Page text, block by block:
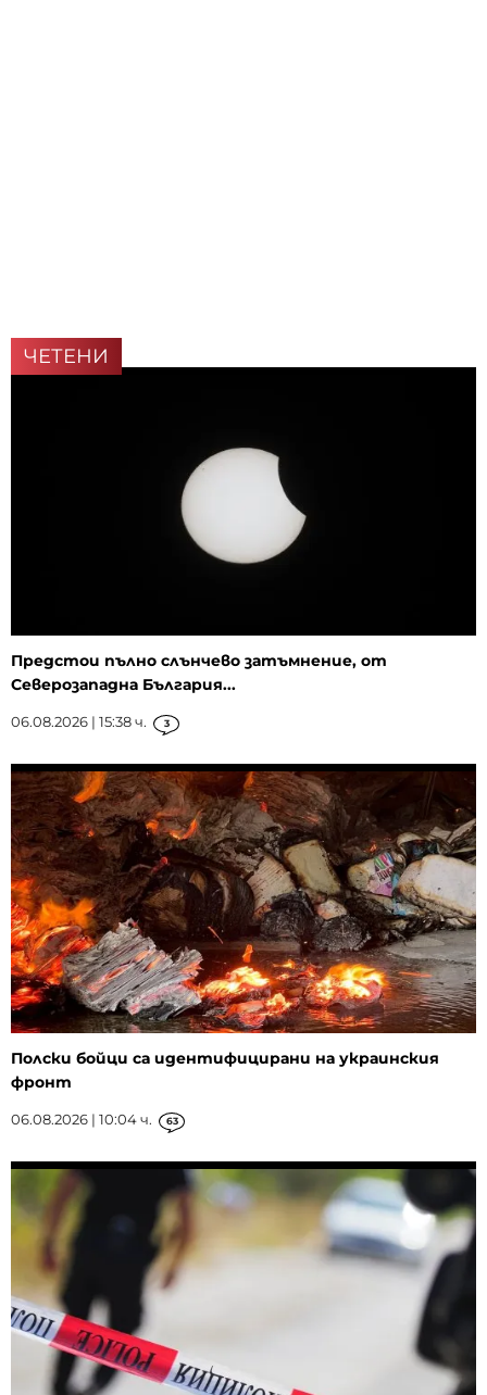
ЧЕТЕНИ
Предстои пълно слънчево затъмнение, от
Северозападна България...
06.08.2026 | 15:38 ч. 3
Полски бойци са идентифицирани на украинския
фронт
06.08.2026 | 10:04 ч. 63